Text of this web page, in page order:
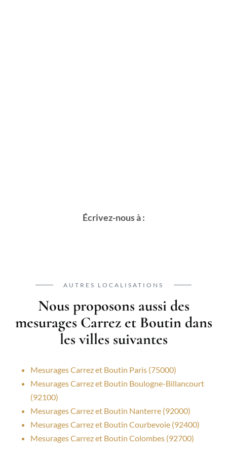
Écrivez-nous à :
AUTRES LOCALISATIONS
Nous proposons aussi des
mesurages Carrez et Boutin dans
les villes suivantes
Mesurages Carrez et Boutin Paris (75000)
Mesurages Carrez et Boutin Boulogne-Billancourt
(92100)
Mesurages Carrez et Boutin Nanterre (92000)
Mesurages Carrez et Boutin Courbevoie (92400)
Mesurages Carrez et Boutin Colombes (92700)